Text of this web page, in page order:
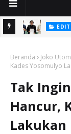
Beranda Joko
Kades Yosomulyo
Tak
Hancur,
Lakukan